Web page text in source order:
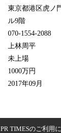
東京都港区虎ノ
ル9階
070-1554-2088
上林周平
未上場
1000万円
2017年09月
PR TIMESのご利用